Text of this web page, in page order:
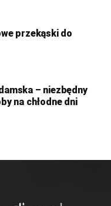
przekąski do
– niezbędny
na chłodne dni